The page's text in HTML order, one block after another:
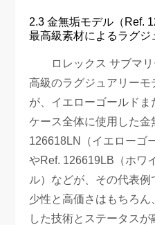
2.3 金無垢モデル（Ref.
最高級素材によるラグジ
ロレックス サブマ
高級のラグジュアリー
が、イエローゴールド
ケース全体に使用した金
126618LN（イエローゴ
やRef. 126619LB（ホワ
ル）などが、その代表
少性と高価さはもちろ
した技術とステータス